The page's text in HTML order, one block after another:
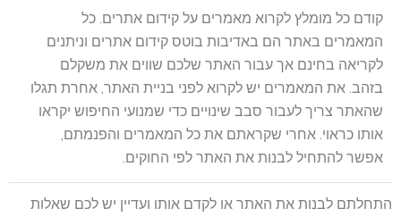
קודם כל מומלץ לקרוא מאמרים על קידום אתרים. כל
המאמרים באתר הם באדיבות בוטס קידום אתרים וניתנים
לקריאה בחינם אך עבור האתר שלכם שווים את משקלם
בזהב. את המאמרים יש לקרוא לפני בניית האתר, אחרת תגלו
שהאתר צריך לעבור סבב שינויים כדי שמנועי החיפוש יקראו
אותו כראוי. אחרי שקראתם את כל המאמרים והפנמתם,
אפשר להתחיל לבנות את האתר לפי החוקים.
התחלתם לבנות את האתר או לקדם אותו ועדיין יש לכם שאלות